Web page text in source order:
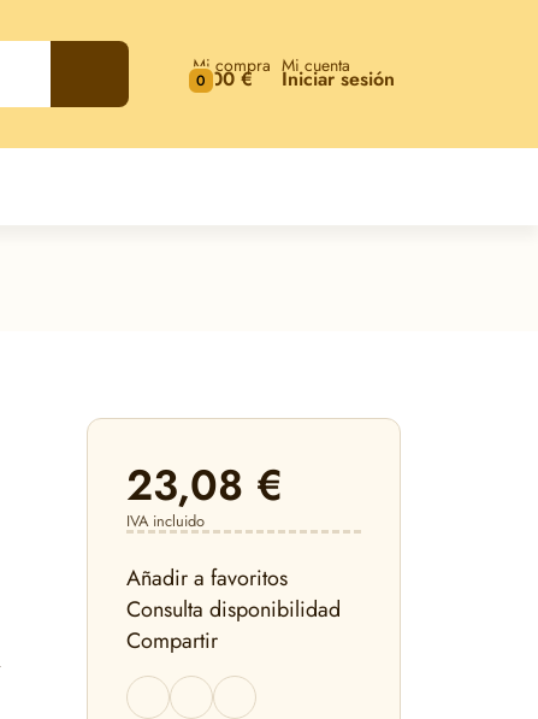
0
Mi compra
0,00 € Mi cuenta
Iniciar sesión
23,08 €
IVA incluido
Añadir a favoritos
Consulta disponibilidad
Compartir